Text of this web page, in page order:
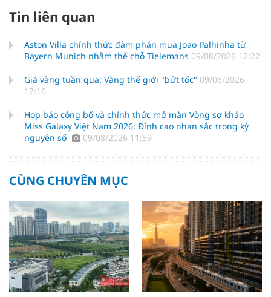
Tin liên quan
Aston Villa chính thức đàm phán mua Joao Palhinha từ
Bayern Munich nhằm thế chỗ Tielemans 09/08/2026 12:22
Giá vàng tuần qua: Vàng thế giới "bứt tốc" 09/08/2026
12:16
Họp báo công bố và chính thức mở màn Vòng sơ khảo
Miss Galaxy Việt Nam 2026: Đỉnh cao nhan sắc trong kỷ
nguyên số
09/08/2026 11:59
CÙNG CHUYÊN MỤC